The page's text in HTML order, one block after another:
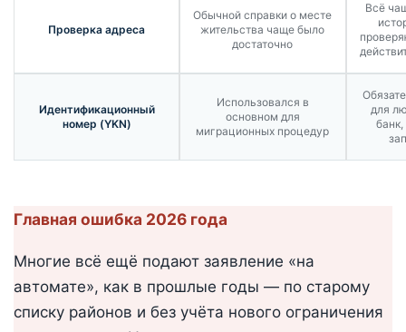
Проверка адреса
Обычной справки о месте
жительства чаще было
достаточно
Всё
Идентификационный
номер (YKN)
Использовался в
основном для
миграционных процедур
для
банк,
Главная ошибка 2026 года
Многие всё ещё подают заявление «на
автомате», как в прошлые годы — по старому
списку районов и без учёта нового ограничения